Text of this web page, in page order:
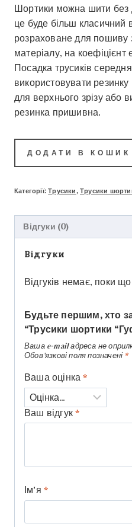
Шортики можна шити без
це буде більш класичний
розраховане для пошиву
матеріалу, на коефіцієнт
Посадка трусиків
використовувати
для верхнього зрізу або
резинка пришивна.
ДОДАТИ В КОШИК
Категорії:Трусики,Трусики
Відгуки (0)
Відгуки
Відгуків немає, поки
Будьте першим, хто
“Трусики шортики
Ваша e-mail адреса не
Обов’язкові поля позначені *
Ваша оцінка*
Ваш відгук*
Ім'я *